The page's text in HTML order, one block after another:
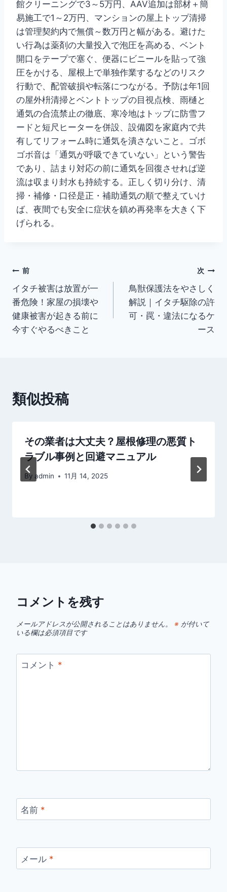
館クリーニングで3～5万円、AAV追加は部材＋簡
易施工で1～2万円、マンションの屋上トップ清掃
は管理契約内で無償～数万円と幅がある。避けた
い行為は薬剤の大量投入で泡圧を高める、ベント
開口をテープで塞ぐ、便器にビニールを貼って強
圧をかける、屋根上で単独作業するなどのリスク
行動で、配管破損や転落につながる。予防は年1回
の屋外枡清掃とベントトップの目視点検、雨樋と
通気の合流禁止の徹底、寒冷地はトップに防雪フ
ードと短尺ヒーターを併設、設備図を家庭内で共
有してリフォーム時に通気を潰さないこと。ゴボ
ゴボ音は「通気が呼吸できていない」という警告
であり、詰まり対応の前に通気を回復させれば逆
流は収まり封水も持続する。正しく切り分け、清
掃・補修・口径是正・補助通気の順で整えていけ
ば、夜間でも安全に症状を鎮め再発率を大きく下
げられる。
投
稿
ナ
ビ
シ
ン
前
イタチ被害は放置が一
番危険！家屋の損壊や
健康被害が起きる前に
今すぐやるべきこと
次
鳥獣保護法をやさしく
解説｜イタチ駆除の許
可・罠・違法になるケ
ース
類似投稿
その業者は大丈夫？屋根修理の悪質ト
ラブル事例と回避マニュアル
By admin 11月 14, 2025
コメントを残す
メールアドレスが公開されることはありません。 ※ が付いて
いる欄は必須項目です
コメント *
名前 *
メール *